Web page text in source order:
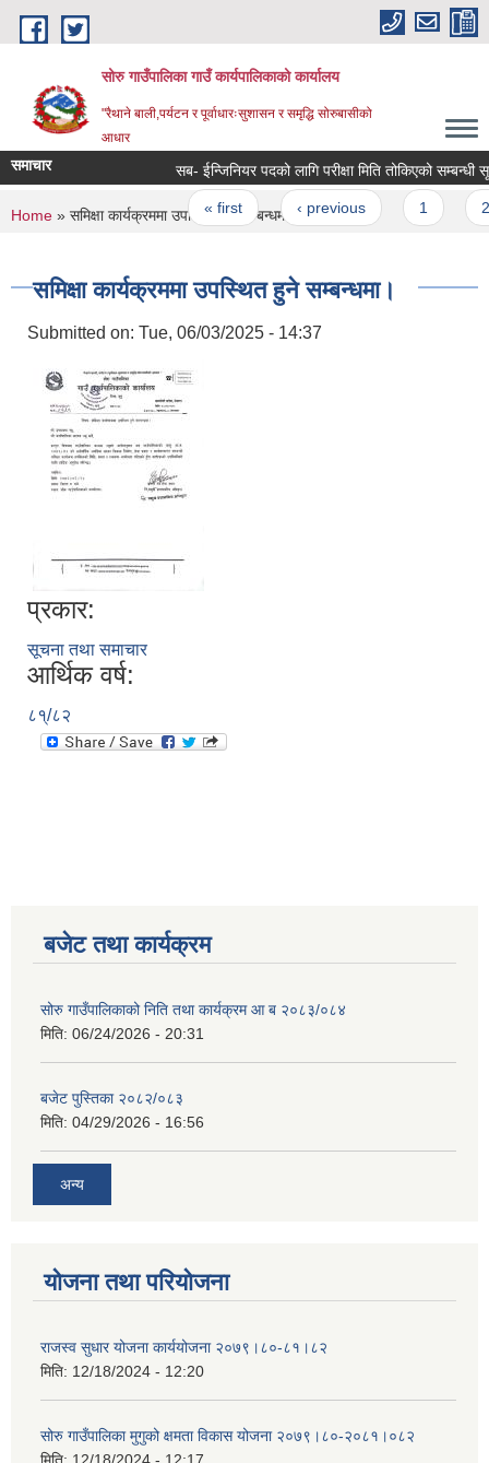
Skip to main content
सोरु गाउँपालिका गाउँ कार्यपालिकाको कार्यालय
"रैथाने बाली,पर्यटन र पूर्वाधारःसुशासन र समृद्धि सोरुबासीको
आधार
समाचार सब- ईन्जिनियर पदको लागि परीक्षा मिति तोकिएको सम्बन्धी
Pages
« first ‹ previous
You are here
Home » समिक्षा कार्यक्रममा उपस्थित हुने सम्बन्धमा।
समिक्षा कार्यक्रममा उपस्थित हुने सम्बन्धमा।
Submitted on: Tue, 06/03/2025 - 14:37
प्रकार:
सूचना तथा समाचार
आर्थिक वर्ष:
८१्/८२
बजेट तथा कार्यक्रम
सोरु गाउँपालिकाको निति तथा कार्यक्रम आ ब २०८३/०८४
मिति: 06/24/2026 - 20:31
बजेट पुस्तिका २०८२/०८३
मिति: 04/29/2026 - 16:56
अन्य
योजना तथा परियोजना
राजस्व सुधार योजना कार्ययोजना २०७९।८०-८१।८२
मिति: 12/18/2024 - 12:20
सोरु गाउँपालिका मुगुको क्षमता विकास योजना २०७९।८०-२०८१।०८२
मिति: 12/18/2024 - 12:17